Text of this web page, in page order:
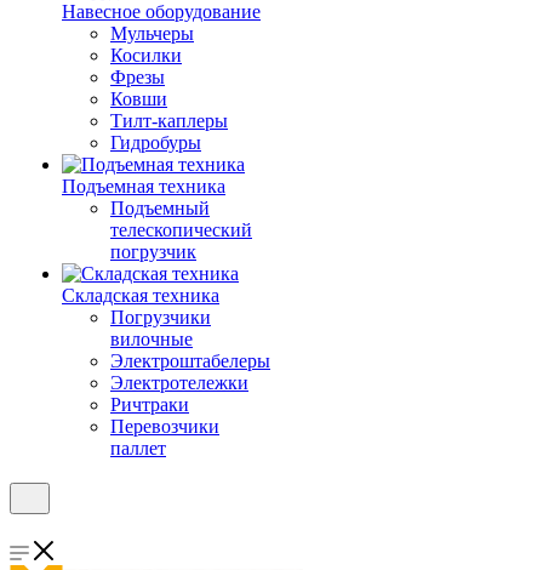
Навесное оборудование
Мульчеры
Косилки
Фрезы
Ковши
Тилт-каплеры
Гидробуры
Подъемная техника
Подъемный
телескопический
погрузчик
Складская техника
Погрузчики
вилочные
Электроштабелеры
Электротележки
Ричтраки
Перевозчики
паллет